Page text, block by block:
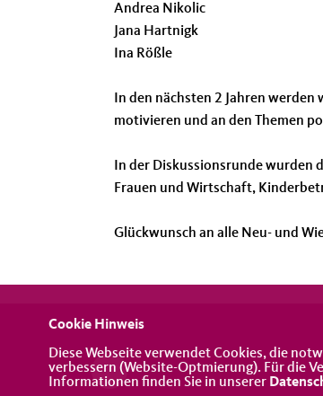
Andrea Nikolic
Jana Hartnigk
Ina Rößle
In den nächsten 2 Jahren
motivieren und an den Themen
In der Diskussionsrunde wurden
Frauen und Wirtschaft,
Glückwunsch an alle Neu- und
Cookie Hinweis
Diese Webseite verwendet Cookies, die
verbessern (Website-Optmierung). Für die
Informationen finden Sie in unserer